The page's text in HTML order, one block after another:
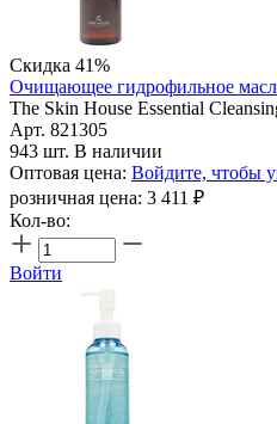
Скидка 41%
Очищающее гидрофильное
The Skin House Essential
Арт. 821305
943 шт. В наличии
Оптовая цена: Войдите, чтобы
розничная цена: 3 411 ₽
Кол-во:
Войти